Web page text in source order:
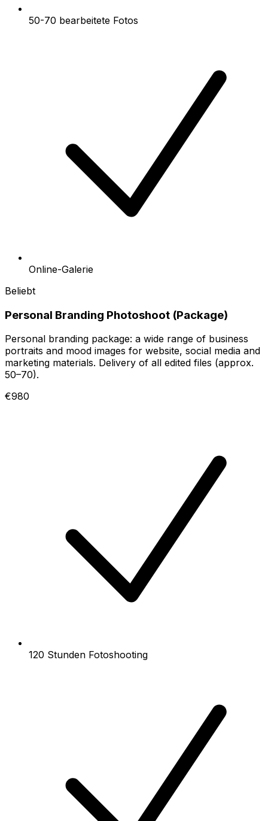
50-70 bearbeitete Fotos
Online-Galerie
Beliebt
Personal Branding Photoshoot (Package)
Personal branding package: a wide range of business
portraits and mood images for website, social media and
marketing materials. Delivery of all edited files (approx.
50–70).
€980
120 Stunden Fotoshooting